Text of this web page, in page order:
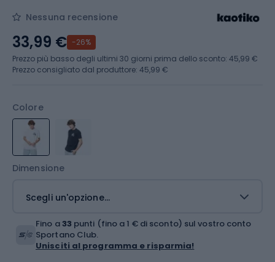
Nessuna recensione
Colore
Dimensione
Scegli un'opzione...
33,99 € -26%
Prezzo più basso degli ultimi 30 giorni prima dello sconto: 45,99 €
Prezzo consigliato dal produttore: 45,99 €
Fino a33 punti (fino a 1 € di sconto) sul vostro conto
Sportano Club.
Unisciti al programma e risparmia!